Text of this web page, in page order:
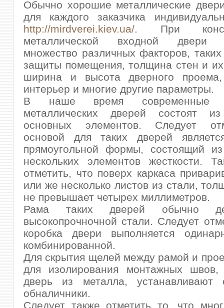
Обычно хорошие металлические
для каждого заказчика
http://mirdverei.kiev.ua/. При
металлической входной двери
множество различных факторов, таких
защиты помещения, толщина стен и
ширина и высота дверного проема,
интерьер и многие другие параметры.
В наше время современные
металлических дверей состоят из
основных элементов. Следует
основой для таких дверей
прямоугольной формы, состоящий
нескольких элементов жесткости.
отметить, что поверх каркаса
или же несколько листов из стали,
не превышает четырех миллиметров.
Рама таких дверей обычно
высокопрочночной стали. Следует
коробка двери выполняется
комбинированной.
Для скрытия щелей между рамой и
для изолирования монтажных
дверь из металла, устанавливают
обналичники.
Следует также отметить то, что